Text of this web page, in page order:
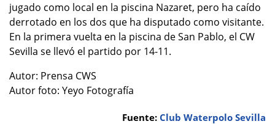
jugado como local en la piscina Nazaret, pero ha caído
derrotado en los dos que ha disputado como visitante.
En la primera vuelta en la piscina de San Pablo, el CW
Sevilla se llevó el partido por 14-11.
Autor: Prensa CWS
Autor foto: Yeyo Fotografía
Fuente: Club Waterpolo Sevilla